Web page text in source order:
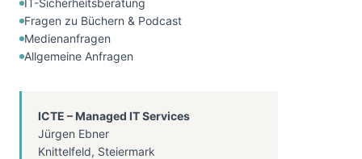
IT-Sicherheitsberatung
Fragen zu Büchern & Podcast
Medienanfragen
Allgemeine Anfragen
ICTE – Managed IT Services
Jürgen Ebner
Knittelfeld, Steiermark